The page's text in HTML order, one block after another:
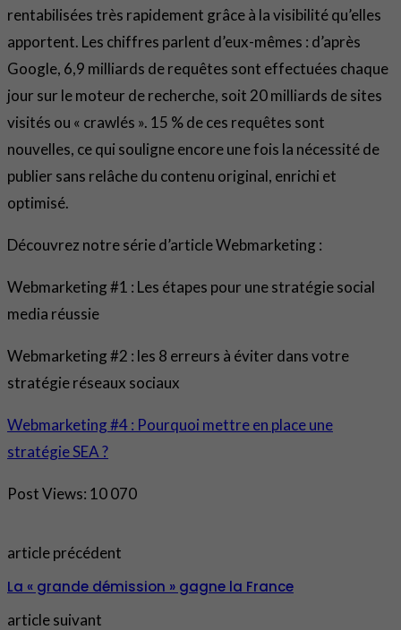
rentabilisées très rapidement grâce à la visibilité qu’elles
apportent. Les chiffres parlent d’eux-mêmes : d’après
Google, 6,9 milliards de requêtes sont effectuées chaque
jour sur le moteur de recherche, soit 20 milliards de sites
visités ou « crawlés ». 15 % de ces requêtes sont
nouvelles, ce qui souligne encore une fois la nécessité de
publier sans relâche du contenu original, enrichi et
optimisé.
Découvrez notre série d’article Webmarketing :
Webmarketing #1 : Les étapes pour une stratégie social
media réussie
Webmarketing #2 : les 8 erreurs à éviter dans votre
stratégie réseaux sociaux
Webmarketing #4 : Pourquoi mettre en place une
stratégie SEA ?
Post Views: 10 070
article précédent
La « grande démission » gagne la France
article suivant